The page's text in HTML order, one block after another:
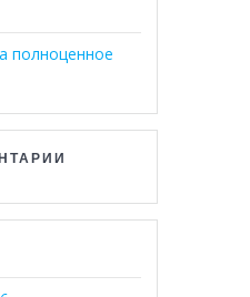
полноценное